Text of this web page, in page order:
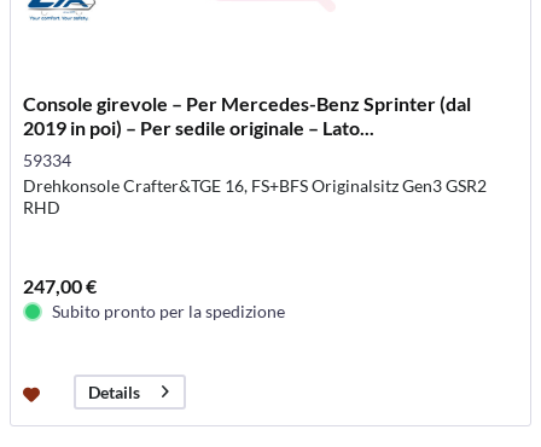
Console girevole – Per Mercedes-Benz Sprinter (dal
2019 in poi) – Per sedile originale – Lato...
59334
Drehkonsole Crafter&TGE 16, FS+BFS Originalsitz Gen3 GSR2
RHD
247,00 €
Subito pronto per la spedizione
Details